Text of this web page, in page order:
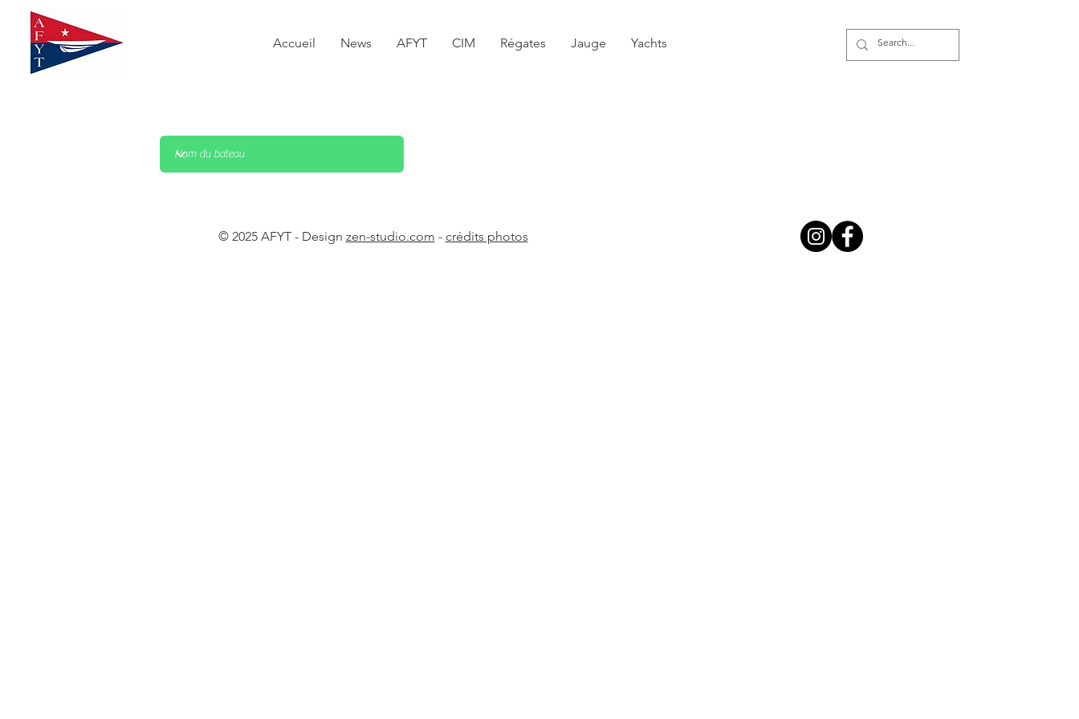
Accueil News AFYT CIM Régates Jauge Yachts
© 2025 AFYT - Design zen-studio.com - crédits photos